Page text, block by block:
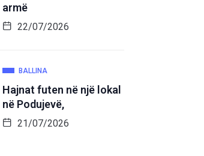
armë
22/07/2026
BALLINA
Hajnat futen në një lokal
në Podujevë,
21/07/2026